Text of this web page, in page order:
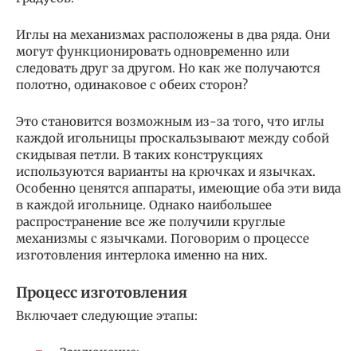
Иглы на механизмах расположены в два ряда. Они
могут функционировать одновременно или
следовать друг за другом. Но как же получаются
полотно, одинаковое с обеих сторон?
Это становится возможным из-за того, что иглы
каждой игольницы проскальзывают между собой
скидывая петли. В таких конструкциях
используются варианты на крючках и язычках.
Особенно ценятся аппараты, имеющие оба эти вида
в каждой игольнице. Однако наибольшее
распространение все же получили круглые
механизмы с язычками. Поговорим о процессе
изготовления интерлока именно на них.
Процесс изготовления
Включает следующие этапы: